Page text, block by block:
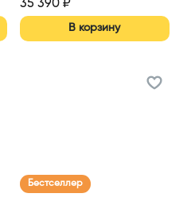
35 390₽
В корзину
Бестселлер